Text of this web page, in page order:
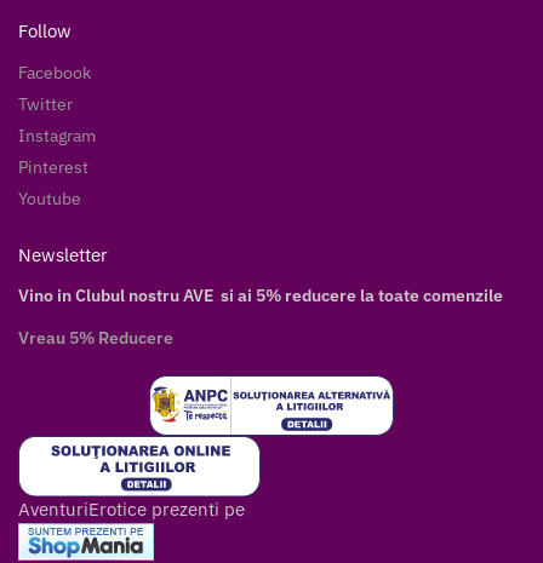
Follow
Facebook
Twitter
Instagram
Pinterest
Youtube
Newsletter
Vino in Clubul nostru AVE si ai 5% reducere la toate comenzile
Vreau 5% Reducere
AventuriErotice prezenti pe